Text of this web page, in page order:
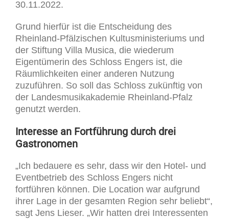
30.11.2022.
Grund hierfür ist die Entscheidung des
Rheinland-Pfälzischen Kultusministeriums und
der Stiftung Villa Musica, die wiederum
Eigentümerin des Schloss Engers ist, die
Räumlichkeiten einer anderen Nutzung
zuzuführen. So soll das Schloss zukünftig von
der Landesmusikakademie Rheinland-Pfalz
genutzt werden.
Interesse an Fortführung durch drei
Gastronomen
„Ich bedauere es sehr, dass wir den Hotel- und
Eventbetrieb des Schloss Engers nicht
fortführen können. Die Location war aufgrund
ihrer Lage in der gesamten Region sehr beliebt“,
sagt Jens Lieser. „Wir hatten drei Interessenten